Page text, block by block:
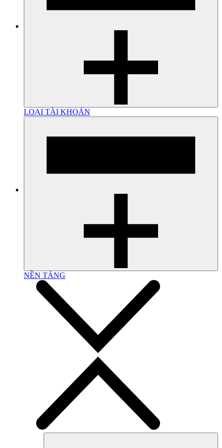
LOẠI TÀI KHOẢN
NỀN TẢNG